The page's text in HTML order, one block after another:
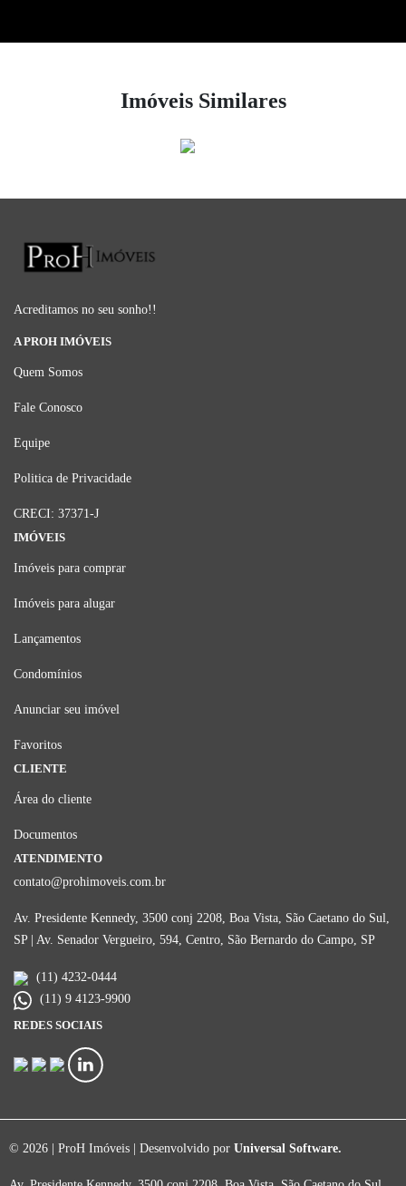
Imóveis Similares
Acreditamos no seu sonho!!
A PROH IMÓVEIS
Quem Somos
Fale Conosco
Equipe
Politica de Privacidade
CRECI: 37371-J
IMÓVEIS
Imóveis para comprar
Imóveis para alugar
Lançamentos
Condomínios
Anunciar seu imóvel
Favoritos
CLIENTE
Área do cliente
Documentos
ATENDIMENTO
contato@prohimoveis.com.br
Av. Presidente Kennedy, 3500 conj 2208, Boa Vista, São Caetano do Sul,
SP | Av. Senador Vergueiro, 594, Centro, São Bernardo do Campo, SP
(11) 4232-0444
(11) 9 4123-9900
REDES SOCIAIS
© 2026 | ProH Imóveis | Desenvolvido por Universal Software.